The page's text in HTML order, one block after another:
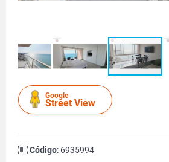
Google
Street View
Código: 6935994